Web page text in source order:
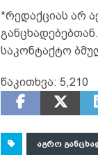
*რედაქციას არ
საკონტაქტო
წაკითხვა: 5,210
ᲐᲒᲠᲝ